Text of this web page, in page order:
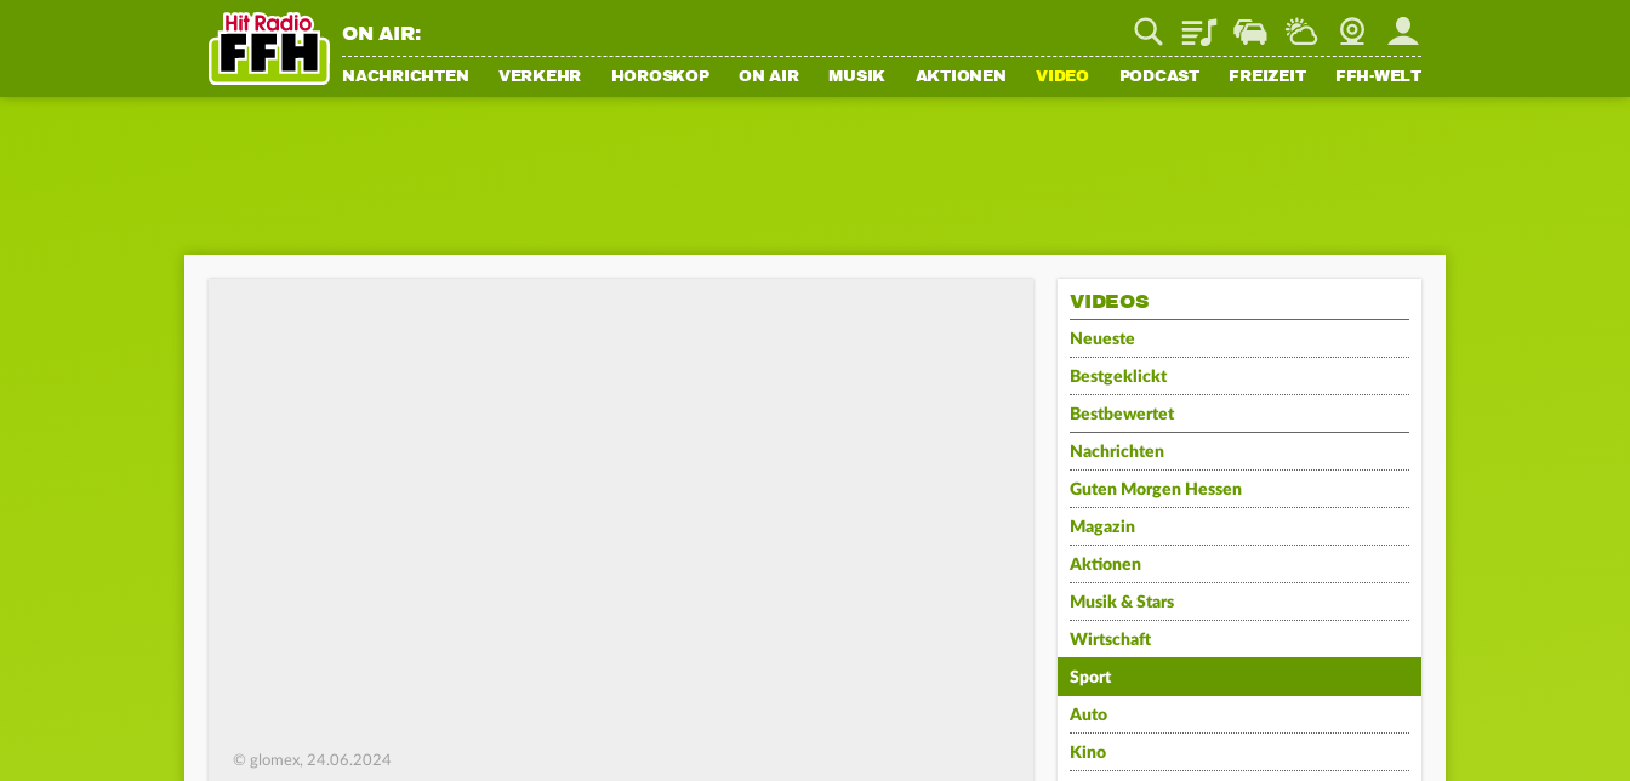
ON AIR: PlaylistStaupilotWetterWebcamMein FFH
NACHRICHTEN VERKEHR HOROSKOP ON AIR MUSIK AKTIONEN VIDEO PODCAST FREIZEIT FFH-WELT
© glomex, 24.06.2024
VIDEOS
Neueste
Bestgeklickt
Bestbewertet
Nachrichten
Guten Morgen Hessen
Magazin
Aktionen
Musik & Stars
Wirtschaft
Sport
Auto
Kino